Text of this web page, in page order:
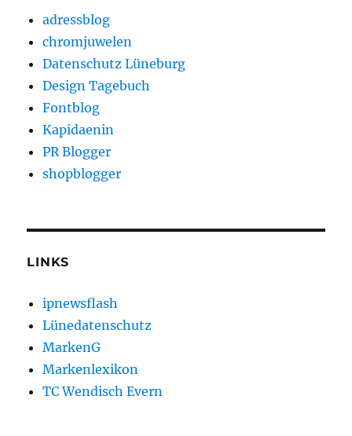
adressblog
chromjuwelen
Datenschutz Lüneburg
Design Tagebuch
Fontblog
Kapidaenin
PR Blogger
shopblogger
LINKS
ipnewsflash
Lünedatenschutz
MarkenG
Markenlexikon
TC Wendisch Evern